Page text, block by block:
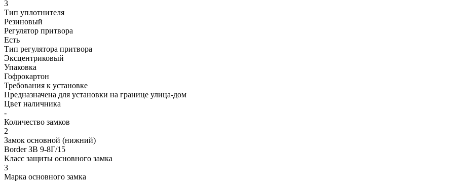
3
Тип уплотнителя
Резиновый
Регулятор притвора
Есть
Тип регулятора притвора
Эксцентриковый
Упаковка
Гофрокартон
Требования к установке
Предназначена для установки на границе улица-дом
Цвет наличника
-
Количество замков
2
Замок основной (нижний)
Border ЗВ 9-8Г/15
Класс защиты основного замка
3
Марка основного замка